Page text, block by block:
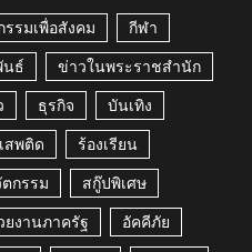
รรมเพื่อสังคม กีฬา
นธ์ ข่าวในพระราชสำนัก
ธุรกิจ บันเทิง
สพติด ร้องเรียน
กรรม สกู๊ปพิเศษ
ยงานภาครัฐ อัคคีภัย